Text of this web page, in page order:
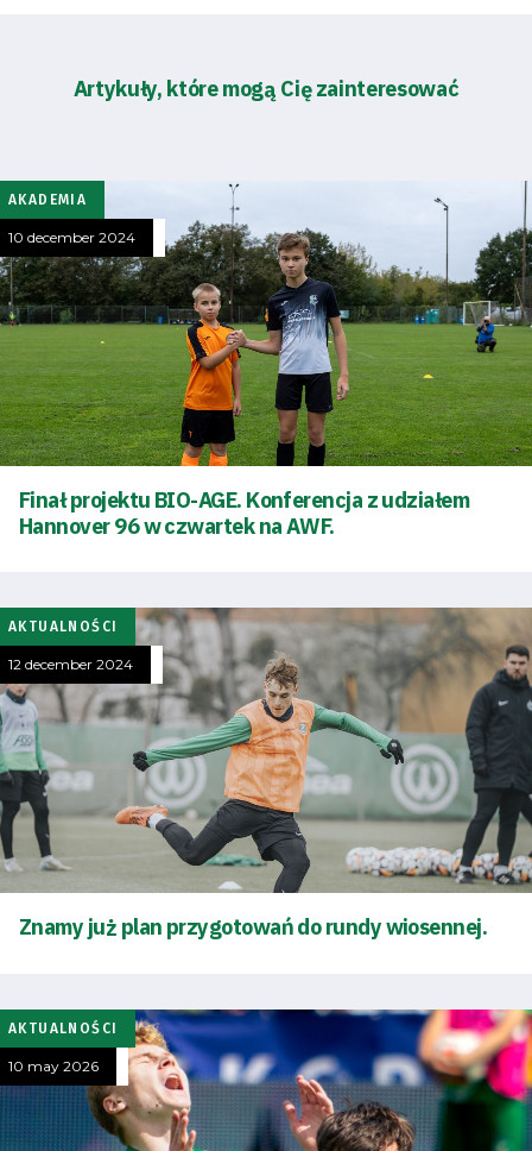
Artykuły, które mogą Cię zainteresować
AKADEMIA
10 december 2024
Finał projektu BIO-AGE. Konferencja z udziałem
Hannover 96 w czwartek na AWF.
AKTUALNOŚCI
12 december 2024
Znamy już plan przygotowań do rundy wiosennej.
AKTUALNOŚCI
10 may 2026